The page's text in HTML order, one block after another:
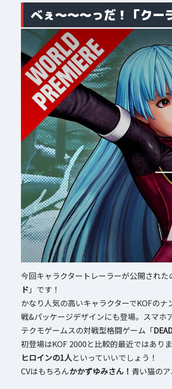
べぇ～～～っだ！「クー
今回キャラクタートレーラーが公開され
ド 」です！
かなり人気の高いキャラクターでKOFの
戦&パッケージデザインにも登場。スマホ
テクモゲームスの対戦型格闘ゲーム「
初登場はKOF 2000と比較的最近ではあり
ヒロインの1人といっていいでしょう！
CVはもちろんかかずゆみさん！ 青い猫の